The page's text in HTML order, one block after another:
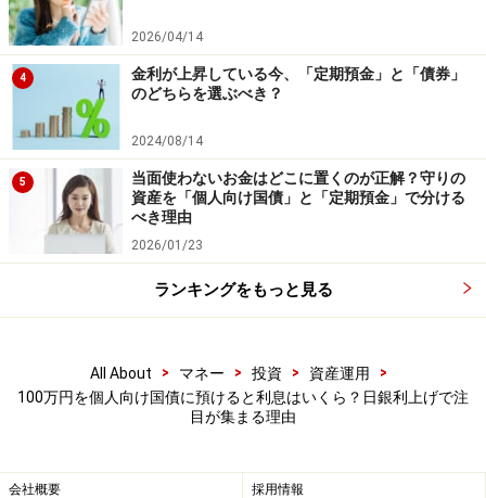
金利が上がる時代だからこそ選択肢になる
長く続いた超低金利時代には、個人向け国債の利息に大
きな期待を持つ人は多くありませんでした。
しかし、日本銀行による金利引き上げによって、状況は
変わりつつあります。当然ながら、株式投資のような値
上がり益を狙う商品ではありません。それでも、国が発
行する債券であることや、金利上昇時に利息の増加が期
待できることは大きな特徴です。
字で考えてみると、個人向け国債が以前より身近な存在
に感じられるかもしれません。
い。
2026/04/14
4
金利が上昇している今、「定期預金」と「債券」
のどちらを選ぶべき？
2024/08/14
5
当面使わないお金はどこに置くのが正解？守りの
資産を「個人向け国債」と「定期預金」で分ける
べき理由
2026/01/23
ランキングをもっと見る
All About > マネー > 投資 > 資産運用
>
100万円を個人向け国債に預けると利息はいくら？日銀利上げで注
目が集まる理由
会社概要 採用情報